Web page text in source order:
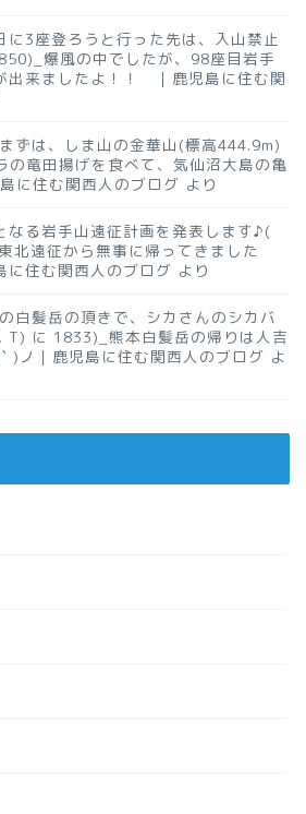
3座登ろうと行った先は、入山禁止
爆風の中でしたが、98座目岩手
出来ましたよ！！ ｜鹿児島に住む関
ずは、しま山の金華山(標高444.9m)
の竜田揚げを食べて、気仙沼大島の亀
に住む関西人のブログ より
る岩手山遠征計画を発表します♪(
北遠征から無事に帰ってきました
に住む関西人のブログ より
白髪岳の頂きで、シカさんのシカバ
T) に 1833)_熊本白髪岳の帰りは人吉
)ノ｜鹿児島に住む関西人のブログ よ